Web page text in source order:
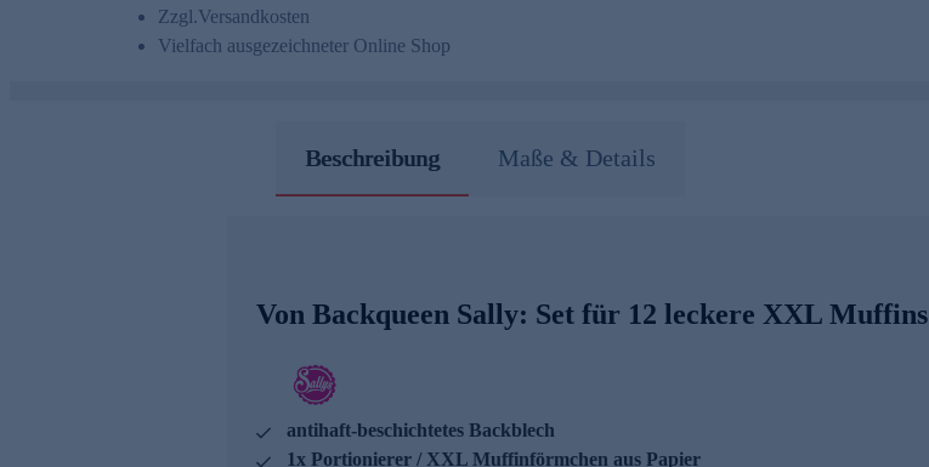
Zzgl.Versandkosten
Vielfach ausgezeichneter Online Shop
Beschreibung Maße & Details
Von Backqueen Sally: Set für 12 leckere XXL Muffins
antihaft-beschichtetes Backblech
1x Portionierer / XXL Muffinförmchen aus Papier